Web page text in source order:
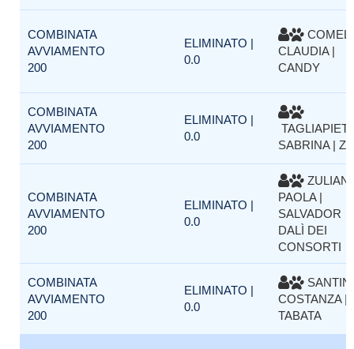
COMBINATA
AVVIAMENTO
200
ELIMINATO |
0.0
CLAUDIA |
CANDY
COMBINATA
AVVIAMENTO
200
ELIMINATO |
0.0
SABRINA |
COMBINATA
AVVIAMENTO
200
ELIMINATO |
0.0
ZULIAN
PAOLA |
SALVADOR
DALÌ DEI
CONSORTI
COMBINATA
AVVIAMENTO
200
ELIMINATO |
0.0
SANTIN
COSTANZA |
TABATA